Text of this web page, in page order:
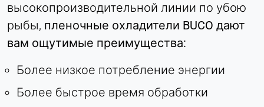
высокопроизводительной линии по убою
рыбы, пленочные охладители BUCO дают
вам ощутимые преимущества:
Более низкое потребление энергии
Более быстрое время обработки